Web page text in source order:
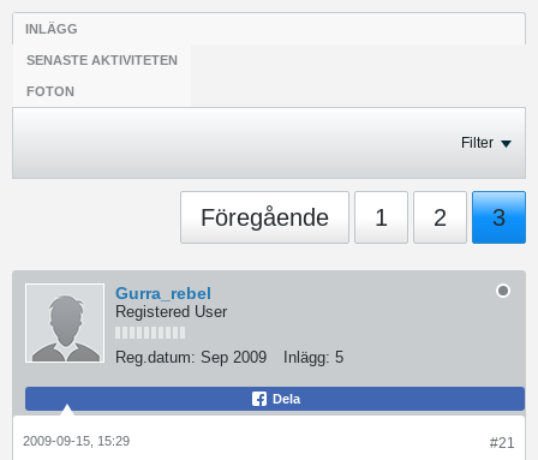
INLÄGG
SENASTE AKTIVITETEN
FOTON
Filter
Föregående 1 2 3
Gurra_rebel
Registered User
Reg.datum: Sep 2009 Inlägg: 5
Dela
#21
2009-09-15, 15:29